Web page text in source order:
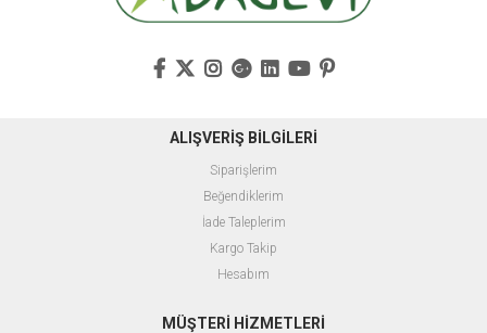
ALIŞVERİŞ BİLGİLERİ
Siparişlerim
Beğendiklerim
İade Taleplerim
Kargo Takip
Hesabım
MÜŞTERİ HİZMETLERİ